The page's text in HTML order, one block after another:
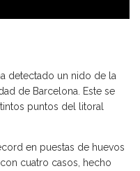
detectado un nido de la
de Barcelona. Este se
puntos del litoral
en puestas de huevos
cuatro casos, hecho